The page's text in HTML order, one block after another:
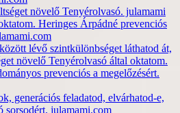
növelő Tenyérolvasó. julamami
Heringes Árpádné prevenciós
lévő szintkülönbséget láthatod át,
növelő Tenyérolvasó által oktatom.
prevenciós a megelőzésért.
generációs feladatod, elvárhatod-e,
sorsodért. julamami.com